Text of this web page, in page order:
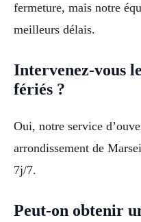
fermeture, mais notre
meilleurs délais.
Intervenez-vous
fériés ?
Oui, notre service
arrondissement de
7j/7.
Peut-on obtenir